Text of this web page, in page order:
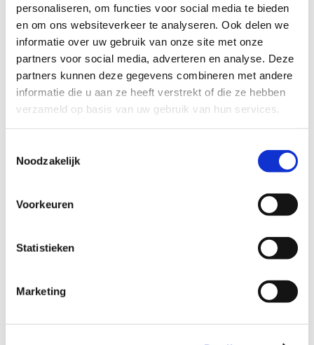
personaliseren, om functies voor social media te bieden
en om ons websiteverkeer te analyseren. Ook delen we
informatie over uw gebruik van onze site met onze
partners voor social media, adverteren en analyse. Deze
partners kunnen deze gegevens combineren met andere
informatie die u aan ze heeft verstrekt of die ze hebben
verzameld op basis van uw gebruik van hun services.
Noodzakelijk
Voorkeuren
Statistieken
Marketing
Olga van Baal: verbinden,
versnellen en samen vooruit
Laatst gewijzigd op 30 juni 2026
Bij het Schuldenknooppunt draait alles
om samenwerking. Want alleen samen
maken we schuldhulpverlening sneller,
eenvoudiger en menselijker. Sinds kort
relatiemanager Schuldeisers.
kennis met Olga...